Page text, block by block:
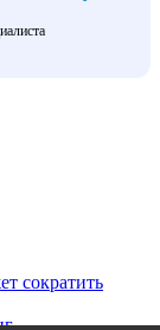
сократить